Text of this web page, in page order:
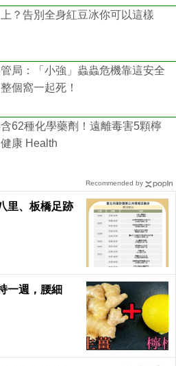
？告別全身紅豆冰你可以這樣
局：「小強」蟲蟲危機靠這安全
個窩一起死！
62種化學藥劑！遠離毒害5顆檸
康 Health
里、板橋足跡
一週，腰細
Recommended by